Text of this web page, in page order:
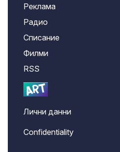
Реклама
Радио
Списание
Филми
RSS
Лични данни
Confidentiality